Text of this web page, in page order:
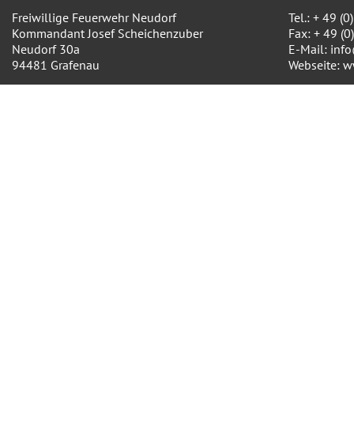
Freiwillige Feuerwehr Neudorf
Kommandant Josef Scheichenzuber
Neudorf 30a
94481 Grafenau
Tel.: + 49
Fax: + 49
E-Mail:
Webseite: